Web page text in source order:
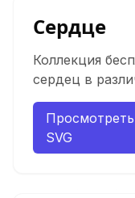
Сердце
Коллекция
сердец в
SVG